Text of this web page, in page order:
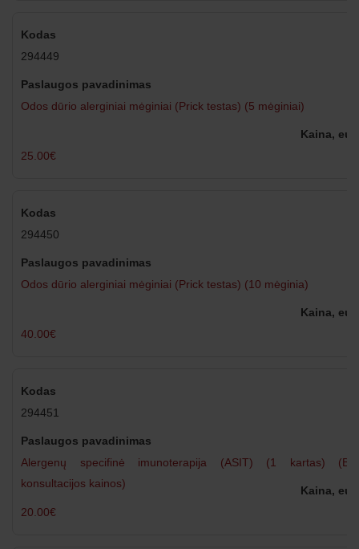
294449
Odos dūrio alerginiai mėginiai (Prick testas) (5 mėginiai)
25.00€
294450
Odos dūrio alerginiai mėginiai (Prick testas) (10 mėginia)
40.00€
294451
Alergenų specifinė imunoterapija (ASIT) (1 kartas) (Be
konsultacijos kainos)
20.00€